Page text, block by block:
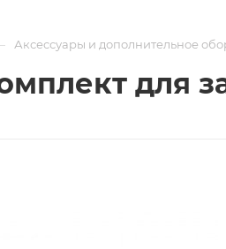
Аксессуары и дополнительное
для